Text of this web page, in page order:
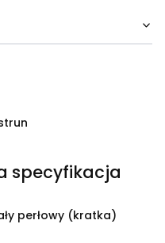
specyfikacja
perłowy (kratka)